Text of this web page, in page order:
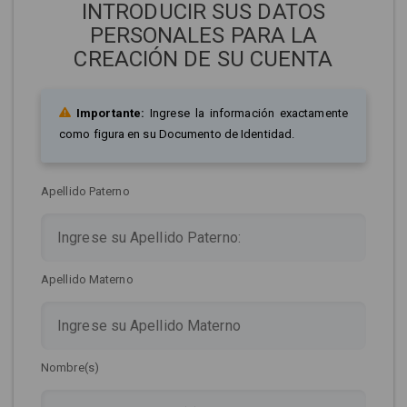
INTRODUCIR SUS DATOS
PERSONALES PARA LA
CREACIÓN DE SU CUENTA
Importante: Ingrese la información exactamente
como figura en su Documento de Identidad.
Apellido Paterno
Apellido Materno
Nombre(s)